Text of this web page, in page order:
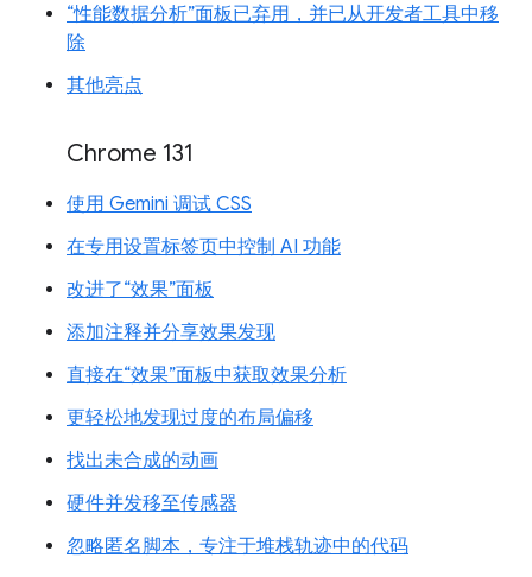
“性能数据分析”面板已弃用，并已从开发者工具中移
除
其他亮点
Chrome 131
使用 Gemini 调试 CSS
在专用设置标签页中控制 AI 功能
改进了“效果”面板
添加注释并分享效果发现
直接在“效果”面板中获取效果分析
更轻松地发现过度的布局偏移
找出未合成的动画
硬件并发移至传感器
忽略匿名脚本，专注于堆栈轨迹中的代码